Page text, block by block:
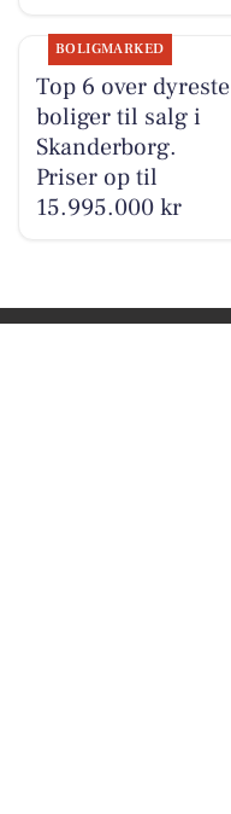
BOLIGMARKED
Top 6 over dyreste
boliger til salg i
Skanderborg.
Priser op til
15.995.000 kr